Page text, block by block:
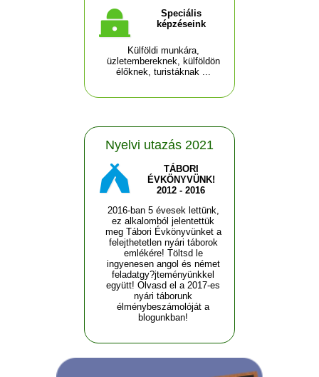
Speciális
képzéseink
Külföldi munkára,
üzletembereknek, külföldön
élőknek, turistáknak ...
Nyelvi utazás 2021
TÁBORI
ÉVKÖNYVÜNK!
2012 - 2016
2016-ban 5 évesek lettünk,
ez alkalomból jelentettük
meg Tábori Évkönyvünket a
felejthetetlen nyári táborok
emlékére! Töltsd le
ingyenesen angol és német
feladatgy?jteményünkkel
együtt! Olvasd el a 2017-es
nyári táborunk
élménybeszámolóját a
blogunkban!